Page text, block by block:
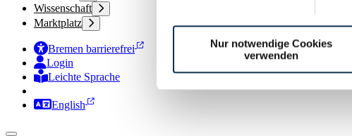
Nur notwendige Cookies
verwenden
Wissenschaft
Marktplatz
Bremen barrierefrei
Login
Leichte Sprache
Zur Deutschen Gebärdensprache
English